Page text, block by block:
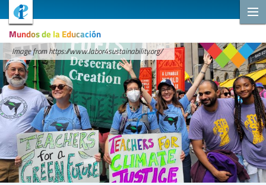
Mundos de la Educación
Image from https://www.labor4sustainability.org/